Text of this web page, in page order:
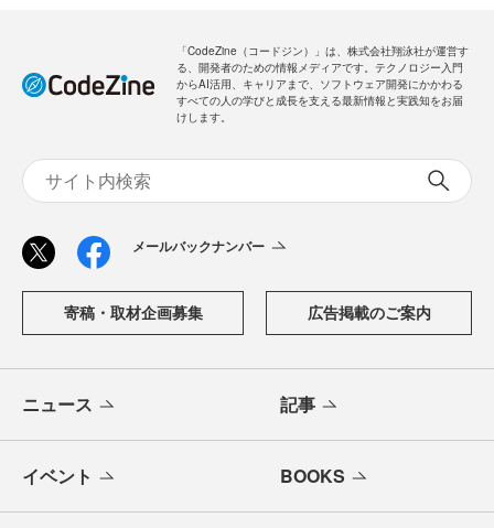
「CodeZine（コードジン）」は、株式会社翔泳社が運営す
る、開発者のための情報メディアです。テクノロジー入門
からAI活用、キャリアまで、ソフトウェア開発にかかわる
すべての人の学びと成長を支える最新情報と実践知をお届
けします。
メールバックナンバー
寄稿・取材企画募集 広告掲載のご案内
ニュース 記事
イベント BOOKS